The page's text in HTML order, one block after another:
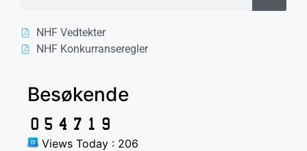
NHF Vedtekter
NHF Konkurranseregler
Besøkende
Views Today : 206